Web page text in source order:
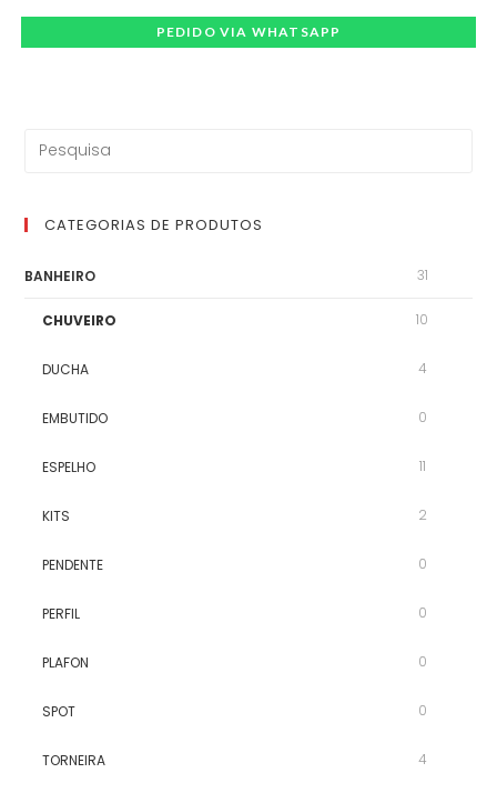
PEDIDO VIA WHATSAPP
CATEGORIAS DE PRODUTOS
BANHEIRO 31
CHUVEIRO 10
DUCHA 4
EMBUTIDO 0
ESPELHO 11
KITS 2
PENDENTE 0
PERFIL 0
PLAFON 0
SPOT 0
TORNEIRA 4